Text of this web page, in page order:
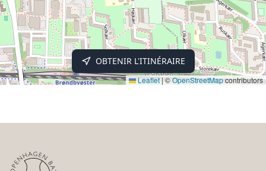
Leaflet |©OpenStreetMapcontributors
OBTENIR L'ITINÉRAIRE